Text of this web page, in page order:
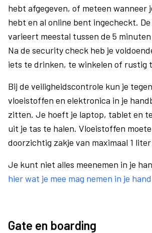
hebt afgegeven, of meteen wanneer
hebt en al online bent ingecheckt.
varieert meestal tussen de 5
Na de security check heb je
iets te drinken, te winkelen of rustig
Bij de veiligheidscontrole kun je
vloeistoffen en elektronica in je
zitten. Je hoeft je laptop, tablet en
uit je tas te halen. Vloeistoffen
doorzichtig zakje van maximaal 1
Je kunt niet alles meenemen in je
hier wat je mee mag nemen in je
Gate en boarding